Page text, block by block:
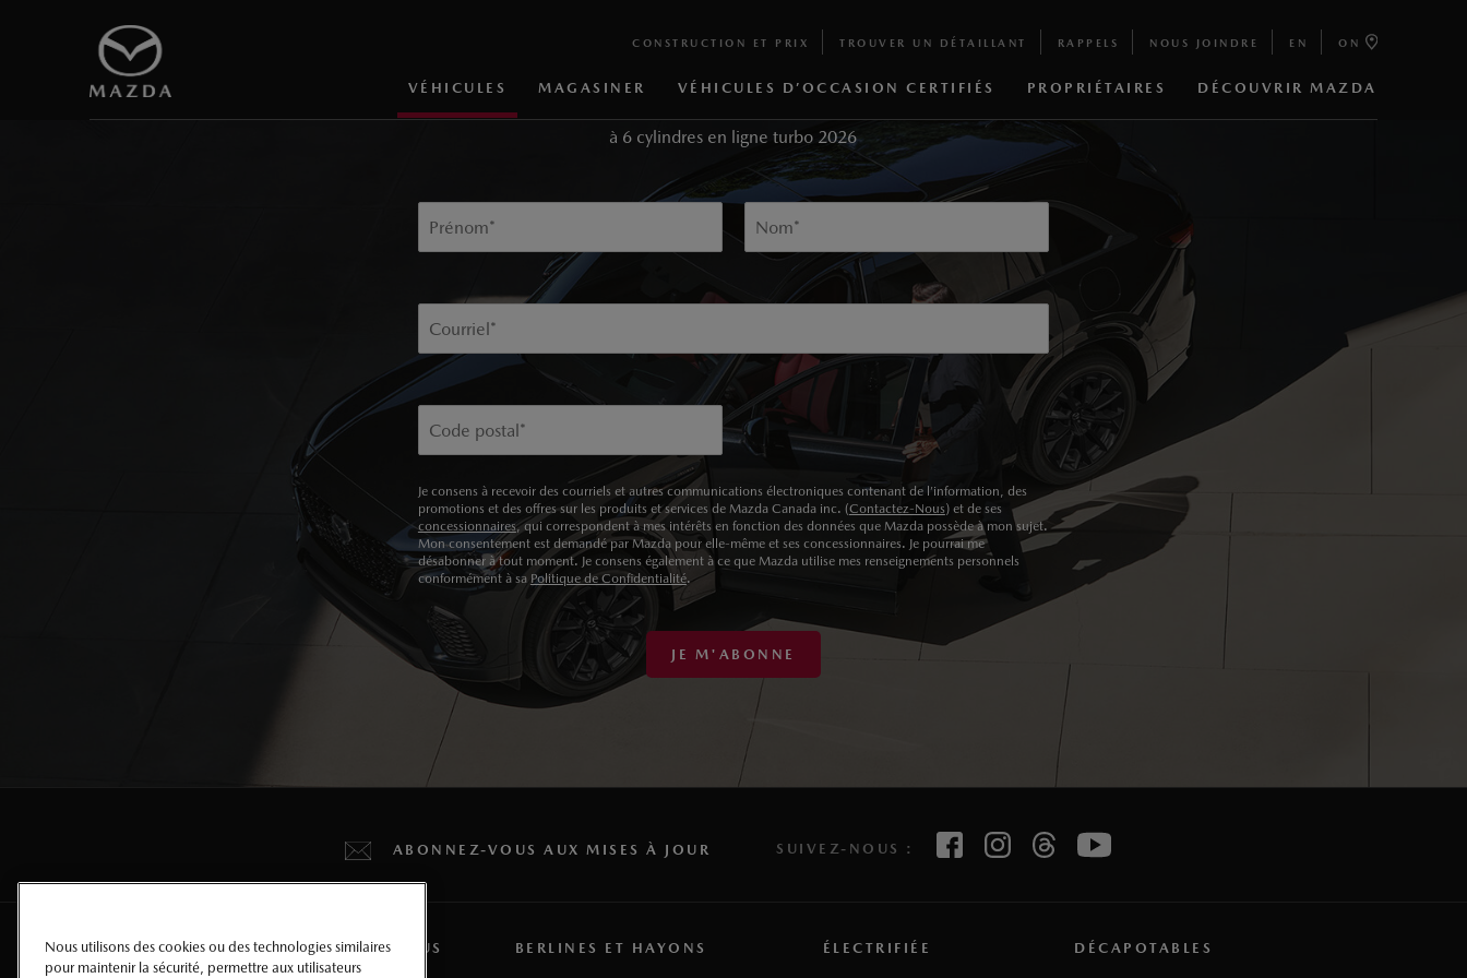
CONSTRUCTION ET PRIX TROUVER UN DÉTAILLANT RAPPELS NOUS JOINDRE EN ON
VÉHICULES MAGASINER VÉHICULES D’OCCASION CERTIFIÉS PROPRIÉTAIRES DÉCOUVRIR MAZDA
TENEZ-MOI AU COURANT
Inscrivez-vous ci-dessous pour recevoir des mises à jour sur le CX-70 hybride léger
à 6 cylindres en ligne turbo 2026
Prénom* Nom*
Courriel*
Code postal*
Je consens à recevoir des courriels et autres communications électroniques contenant de l’information, des
promotions et des offres sur les produits et services de Mazda Canada inc. (Contactez-Nous) et de ses
concessionnaires, qui correspondent à mes intérêts en fonction des données que Mazda possède à mon sujet.
Mon consentement est demandé par Mazda pour elle-même et ses concessionnaires. Je pourrai me
désabonner à tout moment. Je consens également à ce que Mazda utilise mes renseignements personnels
conformément à sa Politique de Confidentialité.
JE M'ABONNE
ABONNEZ-VOUS AUX MISES À JOUR SUIVEZ-NOUS :
MULTISEGMENTS ET VUS BERLINES ET HAYONS ÉLECTRIFIÉE DÉCAPOTABLES
Nous utilisons des cookies ou des technologies similaires
pour maintenir la sécurité, permettre aux utilisateurs